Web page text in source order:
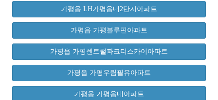
가평읍 LH가평읍내2단지아파트
가평읍 가평블루핀아파트
가평읍 가평센트럴파크더스카이아파트
가평읍 가평우림필유아파트
가평읍 가평읍내아파트